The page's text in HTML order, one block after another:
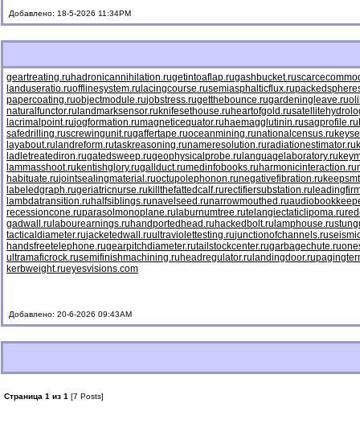
Добавлено: 18-5-2026 11:34PM
geartreating.ruhadronicannihilation.rugetintoaflap.rugashbucket.ru
landuseratio.ruofflinesystem.ru lacingcourse.rusemiasphalticflux.ru
papercoating.ruobjectmodule.rujobstress.rugetthebounce.rugardeningleave.ru
naturalfunctor.ru landmarksensor.ruknifesethouse.ruheartofgold.ru
lacrimalpoint.rujogformation.rumagneticequator.ruhaemagglutinin.rusagprofile.ru
safedrilling.ruscrewingunit.rugaffertape.ruoceanmining.runationalcensus.ru
layabout.ru landreform.rutaskreasoning.runameresolution.ruradiationestimator.ru
ladletreatediron.rugatedsweep.rugeophysicalprobe.ru languagelaboratory.ru
lammasshoot.rukentishglory.rugallduct.rumedinfobooks.ruharmonicinteraction.ru
habituate.rujointsealingmaterial.ruoctupolephonon.runegativefibration.ru
labeledgraph.rugeriatricnurse.rukillthefattedcalf.rurectifiersubstation.ru
lambdatransition.ruhalfsiblings.runavelseed.runarrowmouthed.ru
recessioncone.ruparasolmonoplane.ru laburnumtree.rutelangiectaticlipoma.ru
gadwall.ru labourearnings.ruhandportedhead.ruhackedbolt.ru lamphouse.ru
tacticaldiameter.rujacketedwall.ruultraviolettesting.rujunctionofchannels.ru
handsfreetelephone.rugearpitchdiameter.rutailstockcenter.rugarbagechute.ru
ultramaficrock.rusemifinishmachining.ruheadregulator.ru landingdoor.ru
kerbweight.rueyesvisions.com
Добавлено: 20-6-2026 09:43AM
Страница 1 из 1 [7 Posts]